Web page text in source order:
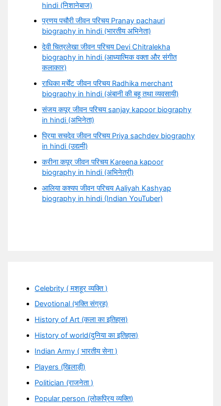
hindi (निशानेबाज)
प्रणय पचौरी जीवन परिचय Pranay pachauri
biography in hindi (भारतीय अभिनेता)
देवी चित्रलेखा जीवन परिचय Devi Chitralekha
biography in hindi (आध्यात्मिक वक्ता और संगीत
कलाकार)
राधिका मर्चेंट जीवन परिचय Radhika merchant
biography in hindi (अंबानी की बहू तथा व्यवसायी)
संजय कपूर जीवन परिचय sanjay kapoor biography
in hindi (अभिनेता)
प्रिया सचदेव जीवन परिचय Priya sachdev biography
in hindi (उद्यमी)
करीना कपूर जीवन परिचय Kareena kapoor
biography in hindi (अभिनेत्री)
आलिया कश्यप जीवन परिचय Aaliyah Kashyap
biography in hindi (Indian YouTuber)
Celebrity ( मशहूर व्यक्ति )
Devotional (भक्ति संग्रह)
History of Art (कला का इतिहास)
History of world(दुनिया का इतिहास)
Indian Army ( भारतीय सेना )
Players (खिलाड़ी)
Politician (राजनेता )
Popular person (लोकप्रिय व्यक्ति)